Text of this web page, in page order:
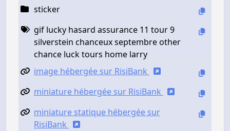
sticker
gif lucky hasard assurance 11 tour 9
silverstein chanceux septembre other
chance luck tours home larry
image hébergée sur RisiBank
miniature hébergée sur RisiBank
miniature statique hébergée sur
RisiBank